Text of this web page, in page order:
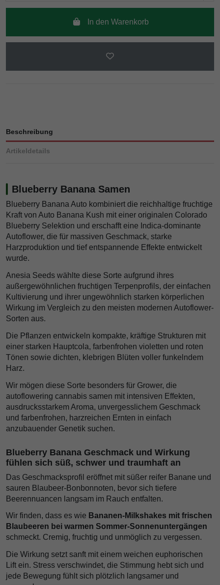
In den Warenkorb
Beschreibung
Artikeldetails
Blueberry Banana Samen
Blueberry Banana Auto kombiniert die reichhaltige fruchtige
Kraft von Auto Banana Kush mit einer originalen Colorado
Blueberry Selektion und erschafft eine Indica-dominante
Autoflower, die für massiven Geschmack, starke
Harzproduktion und tief entspannende Effekte entwickelt
wurde.
Anesia Seeds wählte diese Sorte aufgrund ihres
außergewöhnlichen fruchtigen Terpenprofils, der einfachen
Kultivierung und ihrer ungewöhnlich starken körperlichen
Wirkung im Vergleich zu den meisten modernen Autoflower-
Sorten aus.
Die Pflanzen entwickeln kompakte, kräftige Strukturen mit
einer starken Hauptcola, farbenfrohen violetten und roten
Tönen sowie dichten, klebrigen Blüten voller funkelndem
Harz.
Wir mögen diese Sorte besonders für Grower, die
autoflowering cannabis samen mit intensiven Effekten,
ausdrucksstarkem Aroma, unvergesslichem Geschmack
und farbenfrohen, harzreichen Ernten in einfach
anzubauender Genetik suchen.
Blueberry Banana Geschmack und Wirkung
fühlen sich süß, schwer und traumhaft an
Das Geschmacksprofil eröffnet mit süßer reifer Banane und
sauren Blaubeer-Bonbonnoten, bevor sich tiefere
Beerennuancen langsam im Rauch entfalten.
Wir finden, dass es wie Bananen-Milkshakes mit frischen
Blaubeeren bei warmen Sommer-Sonnenuntergängen
schmeckt. Cremig, fruchtig und unmöglich zu vergessen.
Die Wirkung setzt sanft mit einem weichen euphorischen
Lift ein. Stress verschwindet, die Stimmung hebt sich und
jede Bewegung fühlt sich plötzlich langsamer und